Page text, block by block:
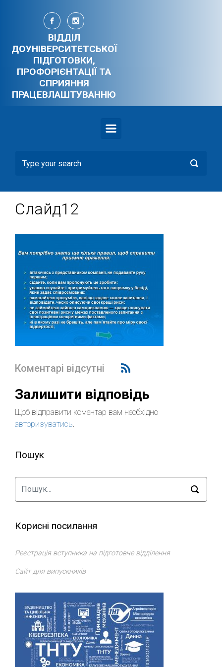
Skip to main content
ВІДДІЛ
ДОУНІВЕРСИТЕТСЬКОЇ
ПІДГОТОВКИ,
ПРОФОРІЄНТАЦІЇ ТА
СПРИЯННЯ
ПРАЦЕВЛАШТУВАННЮ
Слайд12
Коментарі відсутні
Залишити відповідь
Щоб відправити коментар вам необхідно
авторизуватись.
Пошук
Корисні посилання
Реєстрація вступника на підготовче відділення
Сайт для випускників